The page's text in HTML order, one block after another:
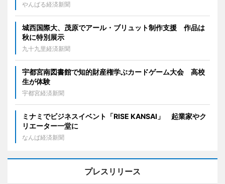
やんばる経済新聞
城西国際大、茂原でアール・ブリュット制作支援 作品は
秋に特別展示
九十九里経済新聞
宇都宮南図書館で知的財産権学ぶカードゲーム大会 高校
生が体験
宇都宮経済新聞
ミナミでビジネスイベント「RISE KANSAI」 起業家やク
リエーター一堂に
なんば経済新聞
プレスリリース